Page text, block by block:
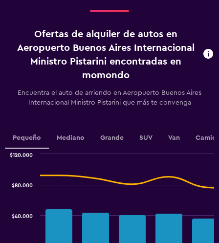
renta.
Range:
chart
displaying
Range:
39000.
Ofertas de alquiler de autos en
Aeropuerto Buenos Aires Internacional
Ministro Pistarini encontradas en
momondo
Encuentra el auto de arriendo en Aeropuerto Buenos Aires
Internacional Ministro Pistarini que más te convenga
Pequeño Mediano Grande SUV Van
$40.000
$80.000
$120.000